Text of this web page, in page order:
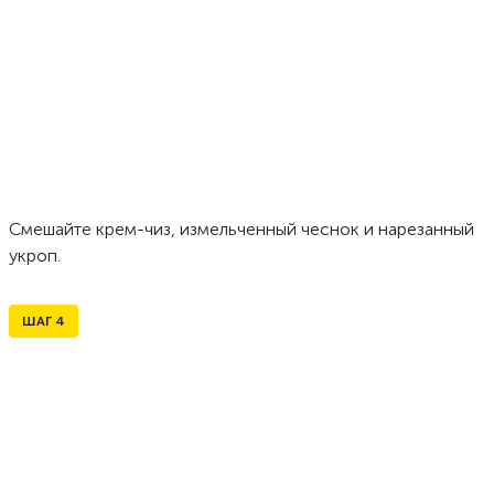
Смешайте крем-чиз, измельченный чеснок и нарезанный
укроп.
ШАГ 4